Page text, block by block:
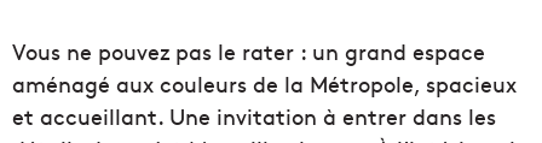
Vous ne pouvez pas le rater : un grand espace
aménagé aux couleurs de la Métropole, spacieux
et accueillant. Une invitation à entrer dans les